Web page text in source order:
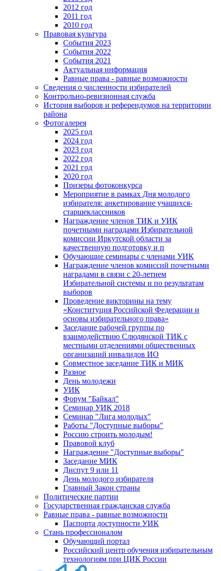
2012 год
2011 год
2010 год
Правовая культура
События 2023
События 2022
События 2021
Актуальная информация
Равные права - равные возможности
Сведения о численности избирателей
Контрольно-ревизионная служба
История выборов и референдумов на территории
района
Фотогалерея
2025 год
2024 год
2023 год
2022 год
2021 год
2020 год
Призеры фотоконкурса
Мероприятие в рамках Дня молодого
избирателя: анкетирование учащихся-
старшеклассников
Награждение членов ТИК и УИК
почетными наградами Избирательной
комиссии Иркутской области за
качественную подготовку и п
Обучающие семинары с членами УИК
Награждение членов комиссий почетными
наградами в связи с 20-летием
Избирательной системы и по результатам
выборов
Проведение викторины на тему
«Конституция Российской Федерации и
основы избирательного права»
Заседание рабочей группы по
взаимодействию Слюдянской ТИК с
местными отделениями общественных
организаций инвалидов ИО
Совместное заседание ТИК и МИК
Разное
День молодежи
УИК
Форум "Байкал"
Семинар УИК 2018
Семинар "Лига молодых"
Работы "Доступные выборы"
Россию строить молодым!
Правовой клуб
Награждение "Доступные выборы"
Заседание МИК
Диспут 9 или 11
День молодого избирателя
Главный Закон страны
Политические партии
Государственная гражданская служба
Равные права - равные возможности
Паспорта доступности УИК
Стань профессионалом
Обучающий портал
Российский центр обучения избирательным
технологиям при ЦИК России